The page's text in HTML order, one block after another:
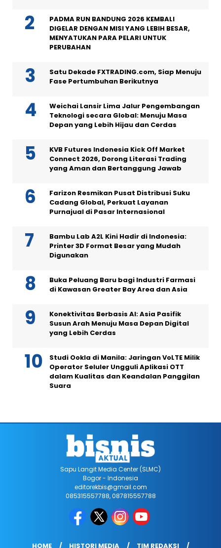
PADMA RUN BANDUNG 2026 KEMBALI
DIGELAR DENGAN MISI YANG LEBIH BESAR,
MENYATUKAN PARA PELARI UNTUK
PERUBAHAN
Satu Dekade FXTRADING.com, Siap Menuju
Fase Pertumbuhan Berikutnya
Weichai Lansir Lima Jalur Pengembangan
Teknologi secara Global: Menuju Masa
Depan yang Lebih Hijau dan Cerdas
KVB Futures Indonesia Kick Off Market
Connect 2026, Dorong Literasi Trading
yang Aman dan Bertanggung Jawab
Farizon Resmikan Pusat Distribusi Suku
Cadang Global, Perkuat Layanan
Purnajual di Pasar Internasional
Bambu Lab A2L Kini Hadir di Indonesia:
Printer 3D Format Besar yang Mudah
Digunakan
Buka Peluang Baru bagi Industri Farmasi
di Kawasan Greater Bay Area dan Asia
Konektivitas Berbasis AI: Asia Pasifik
Susun Arah Menuju Masa Depan Digital
yang Lebih Cerdas
Studi Ookla di Manila: Jaringan VoLTE Milik
Operator Seluler Ungguli Aplikasi OTT
dalam Kualitas dan Keandalan Panggilan
Suara
Sapu Langit Media Center (SLMC)
Bogor - Indonesia
editorekbis@gmail.com
085315557788, 087815557788
HOME HISTORI MEDIA TIM REDAKSI